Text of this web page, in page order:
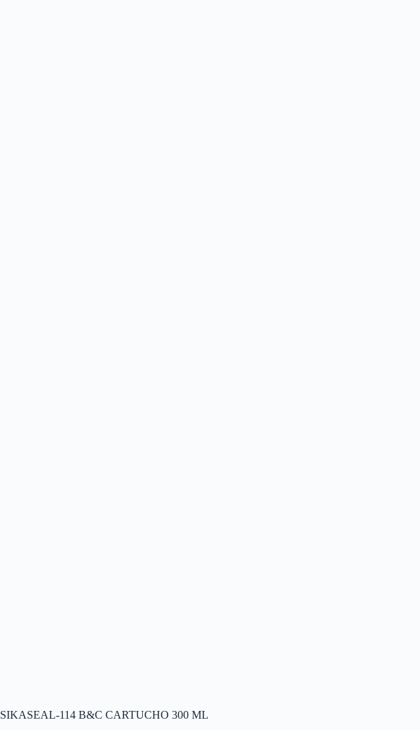
SIKASEAL-114 B&C CARTUCHO 300 ML